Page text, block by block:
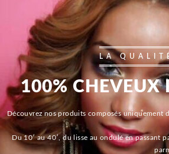
LA
100% CHEVEUX
Découvrez nos produits composés uniquement
Du 10′ au 40′, du lisse au ondulé en passant